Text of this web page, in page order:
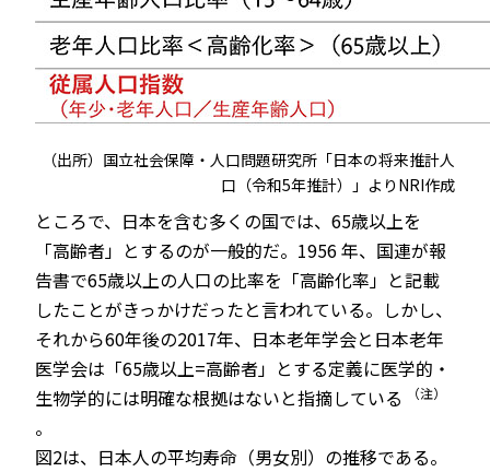
（出所）国立社会保障・人口問題研究所「日本の将来推計人
口（令和5年推計）」よりNRI作成
ところで、日本を含む多くの国では、65歳以上を
「高齢者」とするのが一般的だ。1956 年、国連が報
告書で65歳以上の人口の比率を「高齢化率」と記載
したことがきっかけだったと言われている。しかし、
それから60年後の2017年、日本老年学会と日本老年
医学会は「65歳以上=高齢者」とする定義に医学的・
生物学的には明確な根拠はないと指摘している
（注）
。
図2は、日本人の平均寿命（男女別）の推移である。